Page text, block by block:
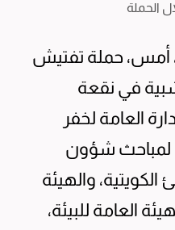
الحملة
أمس، حملة تفتيش
في نقعة
العامة لخفر
لمباحث شؤون
والهيئة
العامة للبيئة،